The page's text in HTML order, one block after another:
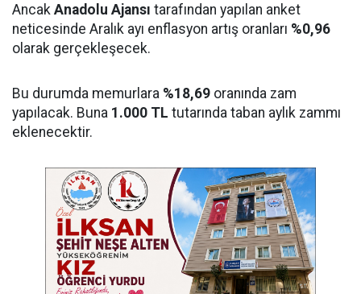
Ancak Anadolu Ajansı tarafından yapılan anket
neticesinde Aralık ayı enflasyon artış oranları %0,96
olarak gerçekleşecek.
Bu durumda memurlara %18,69 oranında zam
yapılacak. Buna 1.000 TL tutarında taban aylık zammı
eklenecektir.